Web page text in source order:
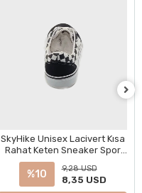
SkyHike Unisex Lacivert Kısa
Rahat Keten Sneaker Spor
Ayakkabı
%10 9,28 USD
8,35 USD